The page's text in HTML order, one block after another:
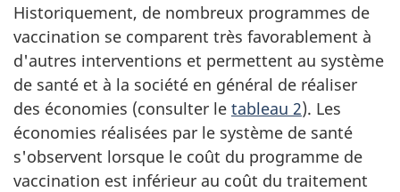
Historiquement, de nombreux programmes de
vaccination se comparent très favorablement à
d'autres interventions et permettent au système
de santé et à la société en général de réaliser
des économies (consulter le tableau 2). Les
économies réalisées par le système de santé
s'observent lorsque le coût du programme de
vaccination est inférieur au coût du traitement